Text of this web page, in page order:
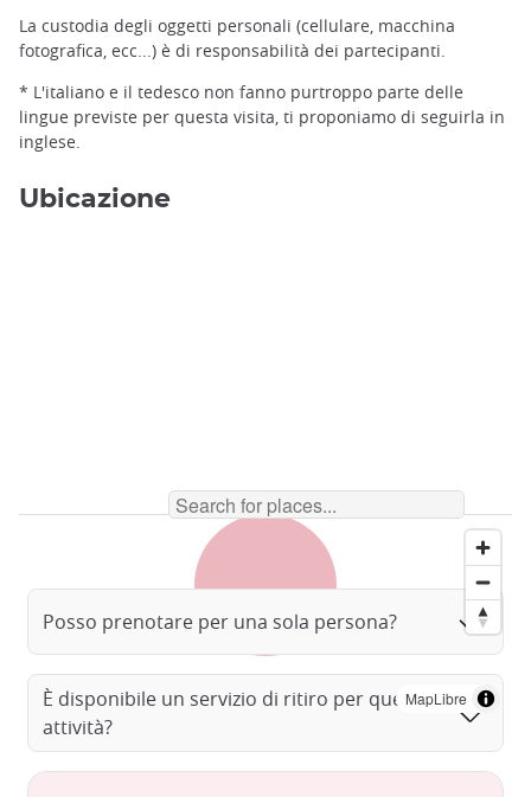
La custodia degli oggetti personali (cellulare, macchina
fotografica, ecc...) è di responsabilità dei partecipanti.
* L'italiano e il tedesco non fanno purtroppo parte delle
lingue previste per questa visita, ti proponiamo di seguirla in
inglese.
Ubicazione
MapLibre
Posso prenotare per una sola persona?
È disponibile un servizio di ritiro per questa
attività?